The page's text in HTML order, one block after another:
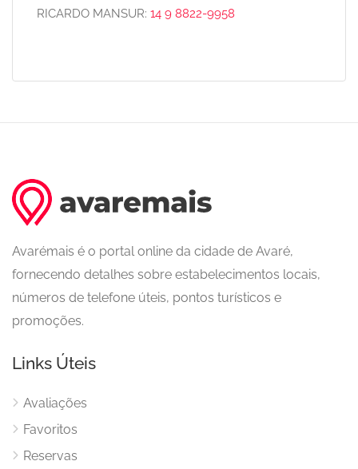
RICARDO MANSUR: 14 9 8822-9958
Avarémais é o portal online da cidade de Avaré,
fornecendo detalhes sobre estabelecimentos locais,
números de telefone úteis, pontos turísticos e
promoções.
Links Úteis
Avaliações
Favoritos
Reservas